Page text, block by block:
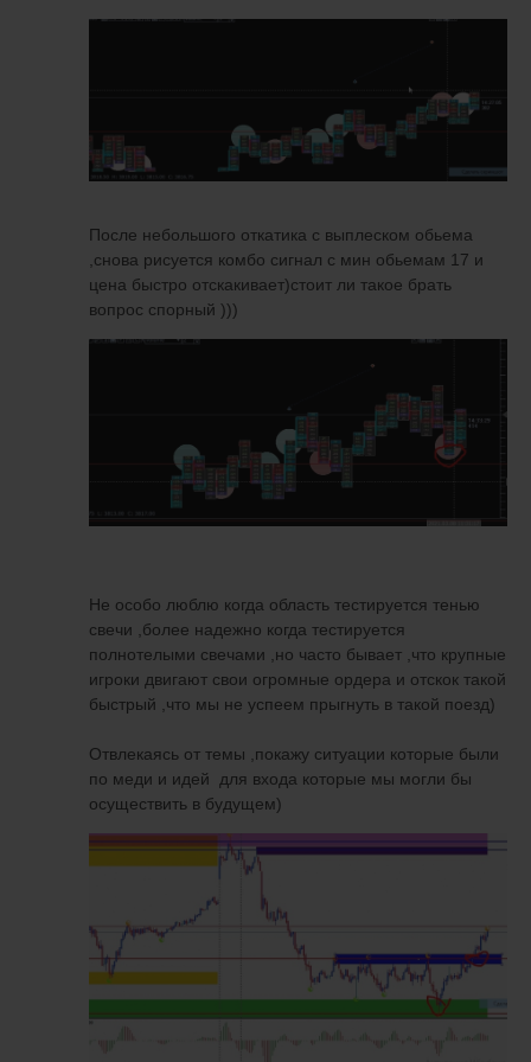
После небольшого откатика с выплеском обьема
,снова рисуется комбо сигнал с мин обьемам 17 и
цена быстро отскакивает)стоит ли такое брать
вопрос спорный )))
Не особо люблю когда область тестируется тенью
свечи ,более надежно когда тестируется
полнотелыми свечами ,но часто бывает ,что крупные
игроки двигают свои огромные ордера и отскок такой
быстрый ,что мы не успеем прыгнуть в такой поезд)
Отвлекаясь от темы ,покажу ситуации которые были
по меди и идей для входа которые мы могли бы
осуществить в будущем)